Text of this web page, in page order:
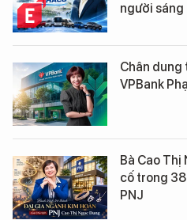
người sáng
Chân dung
VPBank
Bà Cao Thị
cố trong 38
PNJ